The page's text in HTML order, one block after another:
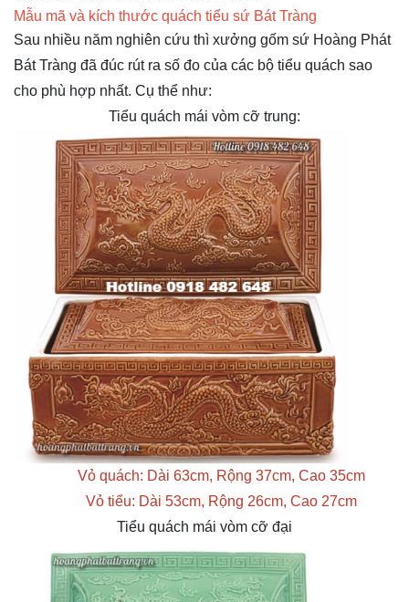
Mẫu mã và kích thước quách tiểu sứ Bát Tràng
Sau nhiều năm nghiên cứu thì xưởng gốm sứ Hoàng Phát
Bát Tràng đã đúc rút ra số đo của các bộ tiểu quách sao
cho phù hợp nhất. Cụ thể như:
Tiểu quách mái vòm cỡ trung:
Vỏ quách: Dài 63cm, Rộng 37cm, Cao 35cm
Vỏ tiểu: Dài 53cm, Rộng 26cm, Cao 27cm
Tiểu quách mái vòm cỡ đại